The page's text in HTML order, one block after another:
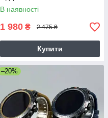
Remax WATCH23
В наявності
1 980 ₴ 2 475 ₴
Купити
–20%